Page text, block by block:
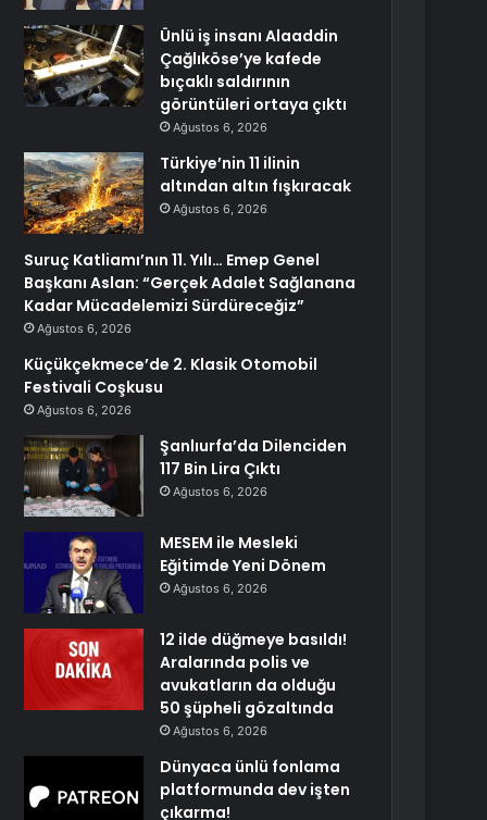
Ünlü iş insanı Alaaddin
Çağlıköse’ye kafede
bıçaklı saldırının
görüntüleri ortaya çıktı
Ağustos 6, 2026
Türkiye’nin 11 ilinin
altından altın fışkıracak
Ağustos 6, 2026
Suruç Katliamı’nın 11. Yılı… Emep Genel
Başkanı Aslan: “Gerçek Adalet Sağlanana
Kadar Mücadelemizi Sürdüreceğiz”
Ağustos 6, 2026
Küçükçekmece’de 2. Klasik Otomobil
Festivali Coşkusu
Ağustos 6, 2026
Şanlıurfa’da Dilenciden
117 Bin Lira Çıktı
Ağustos 6, 2026
MESEM ile Mesleki
Eğitimde Yeni Dönem
Ağustos 6, 2026
12 ilde düğmeye basıldı!
Aralarında polis ve
avukatların da olduğu
50 şüpheli gözaltında
Ağustos 6, 2026
Dünyaca ünlü fonlama
platformunda dev işten
çıkarma!